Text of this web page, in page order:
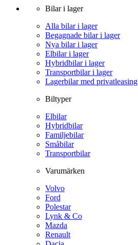
Bilar i lager
Alla bilar i lager
Begagnade bilar i lager
Nya bilar i lager
Elbilar i lager
Hybridbilar i lager
Transportbilar i lager
Lagerbilar med privatleasing
Biltyper
Elbilar
Hybridbilar
Familjebilar
Småbilar
Transportbilar
Varumärken
Volvo
Ford
Polestar
Lynk & Co
Mazda
Renault